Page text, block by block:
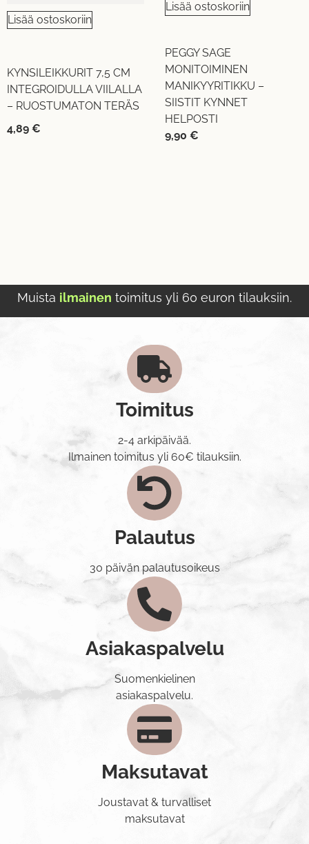
Lisää ostoskoriin
KYNSILEIKKURIT 7,5 CM
INTEGROIDULLA VIILALLA
– RUOSTUMATON TERÄS
4,89 €
Lisää ostoskoriin
PEGGY SAGE
MONITOIMINEN
MANIKYYRITIKKU –
SIISTIT KYNNET
HELPOSTI
9,90 €
Muista ilmainen toimitus yli 60 euron tilauksiin.
Toimitus
2-4 arkipäivää.
Ilmainen toimitus yli 60€ tilauksiin.
Palautus
30 päivän palautusoikeus
Asiakaspalvelu
Suomenkielinen
asiakaspalvelu.
Maksutavat
Joustavat & turvalliset
maksutavat